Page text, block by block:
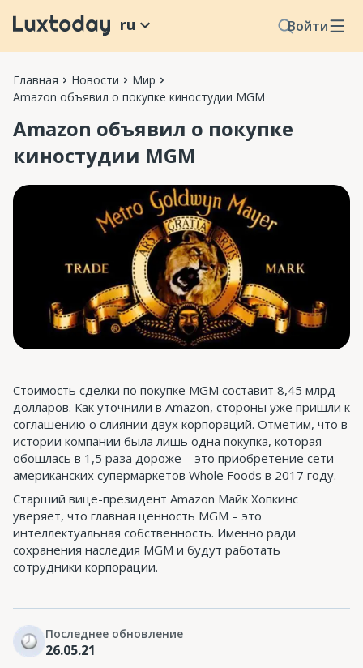
Войти
ru
Главная Новости
Мир
Amazon объявил о покупке киностудии MGM
Amazon объявил о покупке
киностудии MGM
Стоимость сделки по покупке MGM составит 8,45 млрд
долларов. Как уточнили в Amazon, стороны уже пришли к
соглашению о слиянии двух корпораций. Отметим, что в
истории компании была лишь одна покупка, которая
обошлась в 1,5 раза дороже – это приобретение сети
американских супермаркетов Whole Foods в 2017 году.
Старший вице-президент Amazon Майк Хопкинс
уверяет, что главная ценность MGM – это
интеллектуальная собственность. Именно ради
сохранения наследия MGM и будут работать
сотрудники корпорации.
Последнее обновление
26.05.21